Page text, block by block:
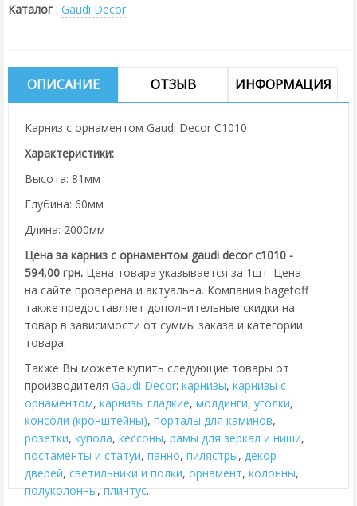
Каталог : Gaudi Decor
ОПИСАНИЕ ОТЗЫВ ИНФОРМАЦИЯ
Карниз с орнаментом Gaudi Decor C1010
Характеристики:
Высота: 81мм
Глубина: 60мм
Длина: 2000мм
Цена за карниз с орнаментом gaudi decor c1010 -
594,00 грн. Цена товара указывается за 1шт. Цена
на сайте проверена и актуальна. Компания bagetoff
также предоставляет дополнительные скидки на
товар в зависимости от суммы заказа и категории
товара.
Также Вы можете купить следующие товары от
производителя Gaudi Decor: карнизы, карнизы с
орнаментом, карнизы гладкие, молдинги, уголки,
консоли (кронштейны), порталы для каминов,
розетки, купола, кессоны, рамы для зеркал и ниши,
постаменты и статуи, панно, пилястры, декор
дверей, cветильники и полки, орнамент, колонны,
полуколонны, плинтус.